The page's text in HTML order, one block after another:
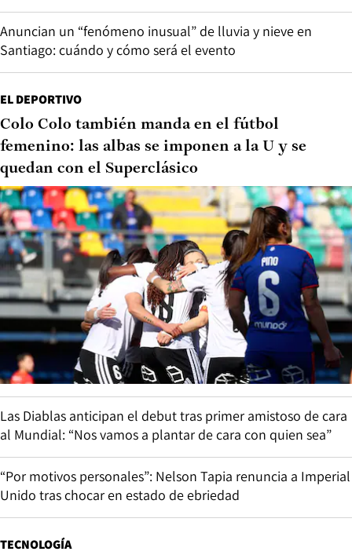
Anuncian un “fenómeno inusual” de lluvia y nieve en
Santiago: cuándo y cómo será el evento
EL DEPORTIVO
Colo Colo también manda en el fútbol
femenino: las albas se imponen a la U y se
quedan con el Superclásico
Las Diablas anticipan el debut tras primer amistoso de cara
al Mundial: “Nos vamos a plantar de cara con quien sea”
“Por motivos personales”: Nelson Tapia renuncia a Imperial
Unido tras chocar en estado de ebriedad
TECNOLOGÍA